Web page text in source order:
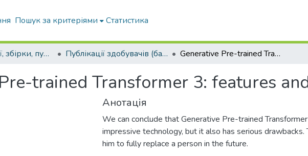
Пошук за критеріями Статистика
Конференції, збірки, публікації молодих вчених і здобувачів : магістрів, бакалаврів, аспірантів. Публікації здобувачів (бакалаврів. магістрів, аспірантів) Generative Pre-trained Transformer 3: features and capabilities
trained Transformer 3: features
Анотація
We can conclude that Generative Pre-trained
impressive technology, but it also has serious
him to fully replace a person in the future.